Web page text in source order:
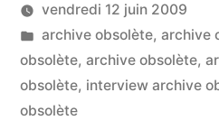
c’est
quoi
? »
Publié
par
LucL
vendredi 12 juin 2009
Publié
dans
archive obsolète, archive
obsolète, archive obsolète,
obsolète, interview archive
obsolète